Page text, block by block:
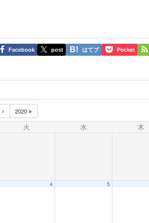
Facebook post はてブ Pocket
2020
火 水 木
4 5